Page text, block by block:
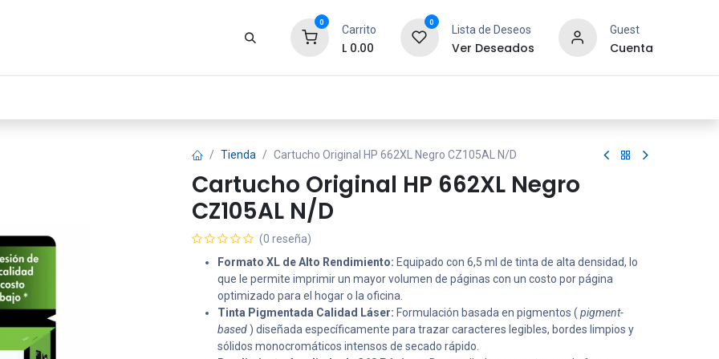
0
Carrito
L 0.00
0
Lista de Deseos
Ver Deseados
Guest
Cuenta
Tienda Cartucho Original HP 662XL Negro CZ105AL N/D
Cartucho Original HP 662XL Negro
CZ105AL N/D
(0 reseña)
Formato XL de Alto Rendimiento: Equipado con 6,5 ml de tinta de alta densidad, lo
que le permite imprimir un mayor volumen de páginas con un costo por página
optimizado para el hogar o la oficina.
Tinta Pigmentada Calidad Láser: Formulación basada en pigmentos ( pigment-
based ) diseñada específicamente para trazar caracteres legibles, bordes limpios y
sólidos monocromáticos intensos de secado rápido.